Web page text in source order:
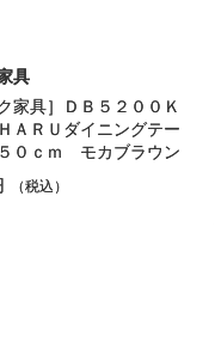
具
家具］ＤＢ５２００Ｋ
ＡＲＵダイニングテー
０ｃｍ モカブラウン
（税込）